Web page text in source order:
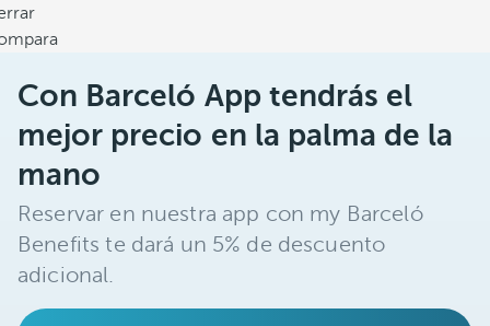
Con Barceló App tendrás el
mejor precio en la palma de la
mano
Reservar en nuestra app con my Barceló
Benefits te dará un 5% de descuento
adicional.